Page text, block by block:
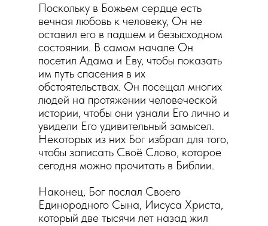
Поскольку в Божьем сердце есть
вечная любовь к человеку, Он не
оставил его в падшем и безысходном
состоянии. В самом начале Он
посетил Адама и Еву, чтобы показать
им путь спасения в их
обстоятельствах. Он посещал многих
людей на протяжении человеческой
истории, чтобы они узнали Его лично и
увидели Его удивительный замысел.
Некоторых из них Бог избрал для того,
чтобы записать Своё Слово, которое
сегодня можно прочитать в Библии.
Наконец, Бог послал Своего
Единородного Сына, Иисуса Христа,
который две тысячи лет назад жил